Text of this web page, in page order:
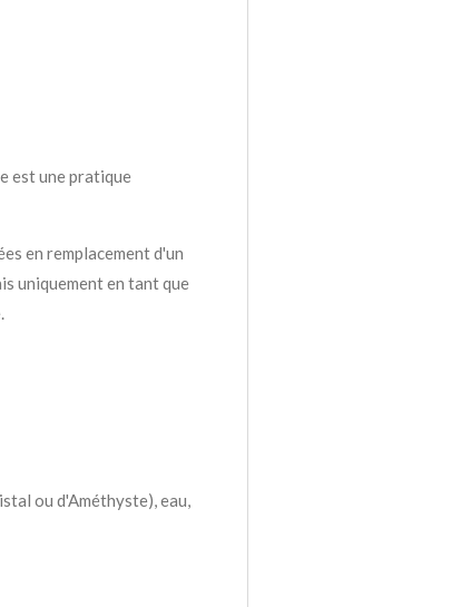
est une pratique
en remplacement d'un
uniquement en tant que
ou d'Améthyste), eau,